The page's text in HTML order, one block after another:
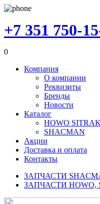
+7 351 750-
0
Компания
О компании
Реквизиты
Бренды
Новости
Каталог
HOWO SITRAK
SHACMAN
Акции
Доставка и оплата
Контакты
ЗАПЧАСТИ
ЗАПЧАСТИ HOWO,